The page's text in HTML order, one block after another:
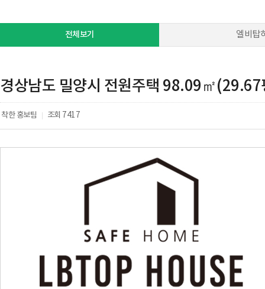
전체보기 엘비탑
경상남도 밀양시 전원주택 98.09㎡(29.67
착한 홍보팀 조회 7417